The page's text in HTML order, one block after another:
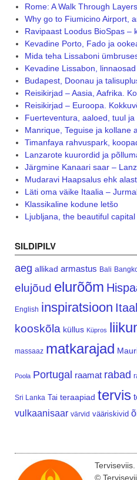
Rome: A Walk Through
Why go to Fiumicino Airport,
Ravipaast Loodus BioSpas –
Kevadine Porto, Fado ja
Mida teha Lissaboni
Kevadine Lissabon,
Budapest, Doonau ja
Reisikirjad – Aasia, Aafrika.
Reisikirjad – Euroopa.
Fuerteventura, aaloed, tuul ja
Manrique, Teguise ja kollane
Timanfaya rahvuspark,
Lanzarote kuurordid ja
Järgmine Kanaari saar –
Mudaravi Haapsalus ehk
Läti oma väike Itaalia –
Klassikaline kodune letšo
Ljubljana, the beautiful
SILDIPILV
aeg allikad armastus Bali
elujõud elurõõm
English inspiratsioon
kooskõla küllus Küpros
massaaz matkarajad
Poola Portugal raamat rabad
Sri Lanka Tai teraapiad tervis
vulkaanisaar värvid vääriskivid
©